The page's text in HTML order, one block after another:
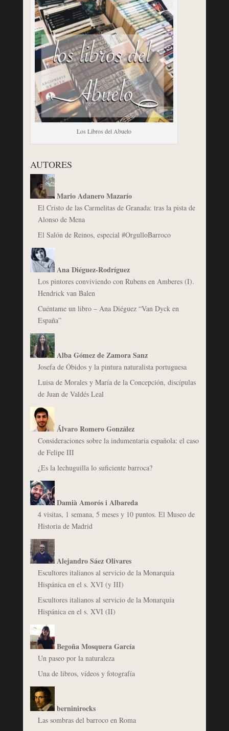
Los Libros del Abuelo
AUTORES
Mario Adanero Mazarío
El Cristo de las Carmelitas de Granada: tras la pista de
Alonso de Mena
El Salón de Reinos, especial #OrgulloBarroco
Ana Diéguez-Rodríguez
Los pintores conviviendo con Rubens en Amberes (I).
Hendrick van Balen
Cuéntame un libro – Ana Diéguez “Van Dyck en
España”
Alba Gómez de Zamora Sanz
Josefa de Óbidos y la pintura naturalista portuguesa
Luisa de Morales y María de la Concepción, discípulas
de Juan de Valdés Leal
Álvaro Romero González
Consideraciones sobre la indumentaria española: el caso
de Felipe III
¿Es la lechuguilla lo suficiente barroca?
Damià Amorós i Albareda
4 visitas, 1 semana, 5 meses y 10 puntos. El Museo de
Historia de Madrid
Alejandro Sáez Olivares
Escultores italianos al servicio de la Monarquía
Hispánica en el s. XVI (y III)
Escultores italianos al servicio de la Monarquía
Hispánica en el s. XVI (II)
Begoña Mosquera García
Un paseo por la naturaleza
Una de libros, vídeos y fotografía
berninirocks
Las sombras del barroco en Roma